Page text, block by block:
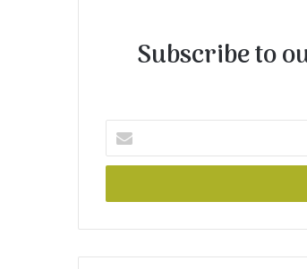
Subscribe to
t
r
u